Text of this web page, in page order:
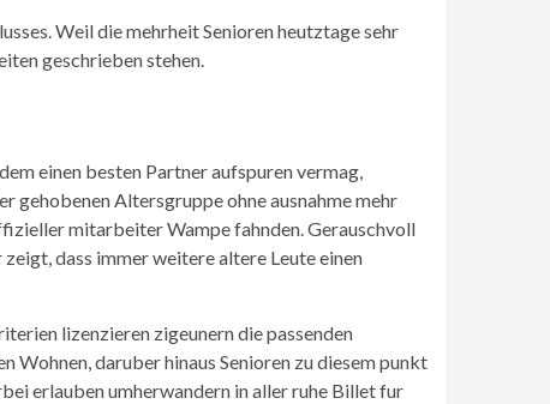
Weil die mehrheit Senioren heutztage sehr
geschrieben stehen.
einen besten Partner aufspuren vermag,
Altersgruppe ohne ausnahme mehr
mitarbeiter Wampe fahnden. Gerauschvoll
dass immer weitere altere Leute einen
lizenzieren zigeunern die passenden
Wohnen, daruber hinaus Senioren zu diesem punkt
erlauben umherwandern in aller ruhe Billet fur